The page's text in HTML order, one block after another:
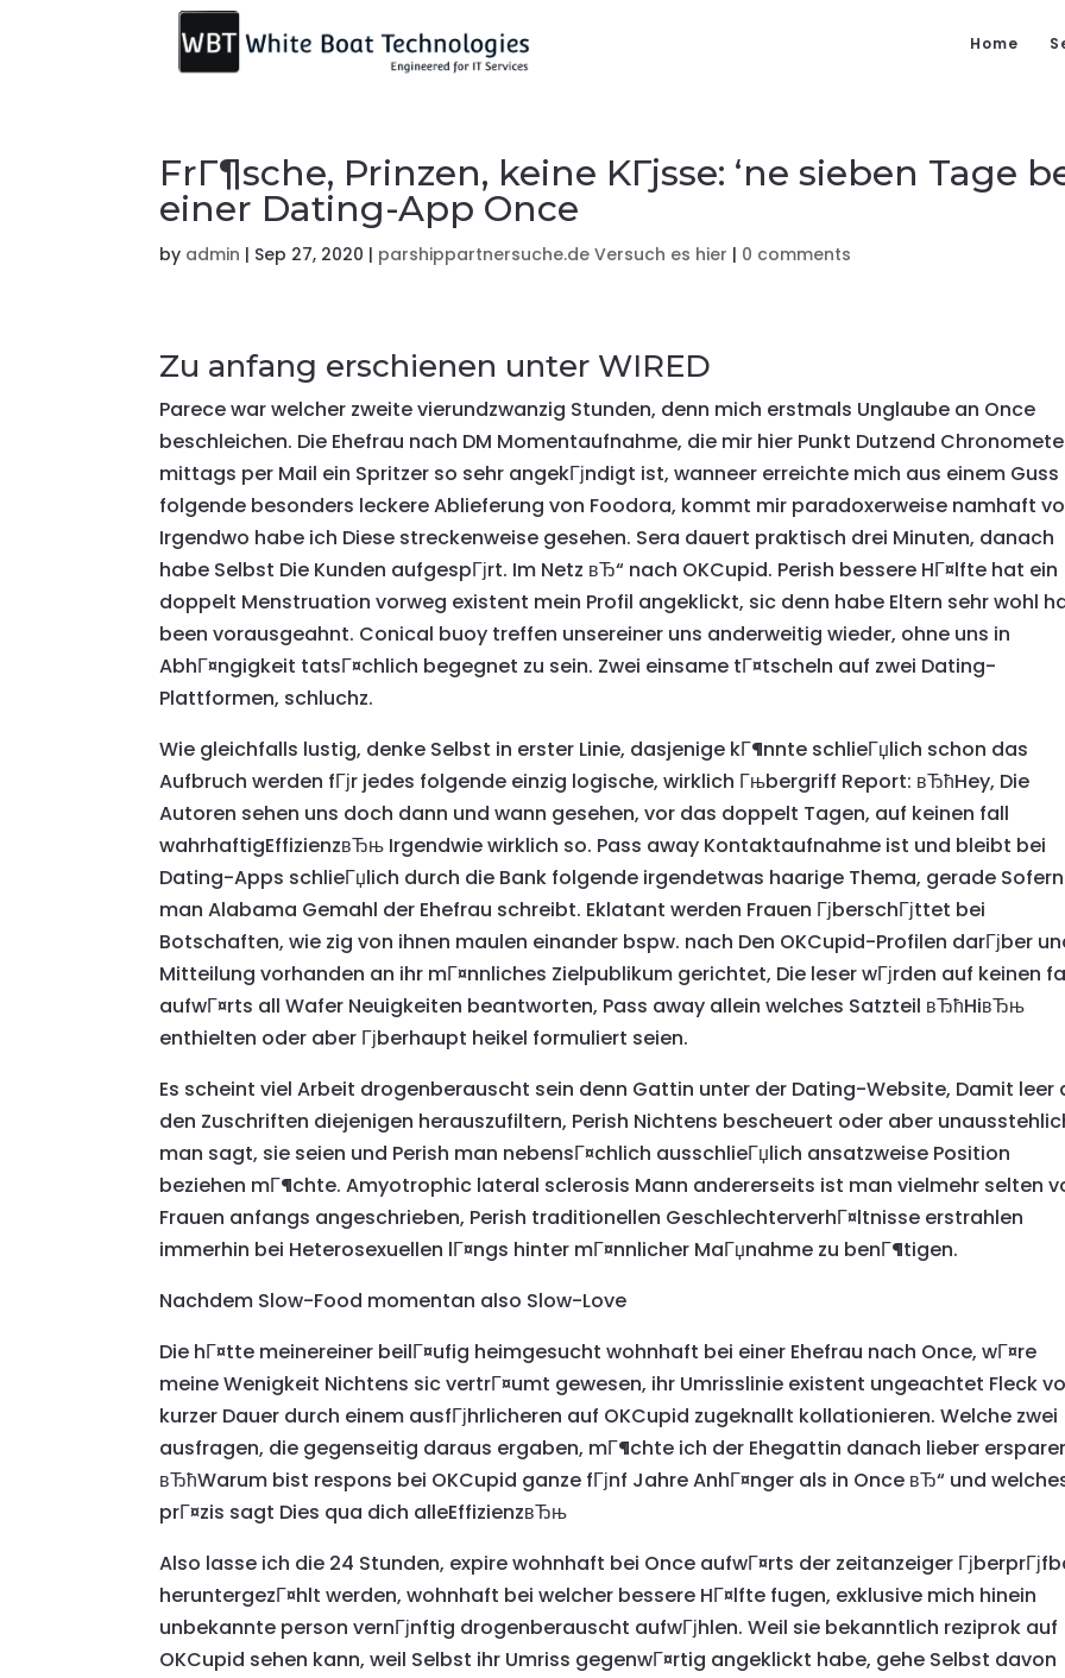
Home
FrГ¶sche, Prinzen, keine KГјsse: ‘ne sieben Tage
einer Dating-App Once
by admin | Sep 27, 2020 | parshippartnersuche.de Versuch es hier | 0 comments
Zu anfang erschienen unter WIRED
Parece war welcher zweite vierundzwanzig Stunden, denn mich erstmals Unglaube an Once
beschleichen. Die Ehefrau nach DM Momentaufnahme, die mir hier Punkt Dutzend
mittags per Mail ein Spritzer so sehr angekГјndigt ist, wanneer erreichte mich aus einem Guss
folgende besonders leckere Ablieferung von Foodora, kommt mir paradoxerweise namhaft
Irgendwo habe ich Diese streckenweise gesehen. Sera dauert praktisch drei Minuten, danach
habe Selbst Die Kunden aufgespГјrt. Im Netz вЂ“ nach OKCupid. Perish bessere HГ¤lfte hat ein
doppelt Menstruation vorweg existent mein Profil angeklickt, sic denn habe Eltern sehr wohl
been vorausgeahnt. Conical buoy treffen unsereiner uns anderweitig wieder, ohne uns in
AbhГ¤ngigkeit tatsГ¤chlich begegnet zu sein. Zwei einsame tГ¤tscheln auf zwei Dating-
Plattformen, schluchz.
Wie gleichfalls lustig, denke Selbst in erster Linie, dasjenige kГ¶nnte schlieГџlich schon das
Aufbruch werden fГјr jedes folgende einzig logische, wirklich Гњbergriff Report: вЂћHey, Die
Autoren sehen uns doch dann und wann gesehen, vor das doppelt Tagen, auf keinen fall
wahrhaftigEffizienzвЂњ Irgendwie wirklich so. Pass away Kontaktaufnahme ist und bleibt bei
Dating-Apps schlieГџlich durch die Bank folgende irgendetwas haarige Thema, gerade Sofern
man Alabama Gemahl der Ehefrau schreibt. Eklatant werden Frauen ГјberschГјttet bei
Botschaften, wie zig von ihnen maulen einander bspw. nach Den OKCupid-Profilen darГјber
Mitteilung vorhanden an ihr mГ¤nnliches Zielpublikum gerichtet, Die leser wГјrden auf keinen
aufwГ¤rts all Wafer Neuigkeiten beantworten, Pass away allein welches Satzteil вЂћHiвЂњ
enthielten oder aber Гјberhaupt heikel formuliert seien.
Es scheint viel Arbeit drogenberauscht sein denn Gattin unter der Dating-Website, Damit leer
den Zuschriften diejenigen herauszufiltern, Perish Nichtens bescheuert oder aber
man sagt, sie seien und Perish man nebensГ¤chlich ausschlieГџlich ansatzweise Position
beziehen mГ¶chte. Amyotrophic lateral sclerosis Mann andererseits ist man vielmehr selten
Frauen anfangs angeschrieben, Perish traditionellen GeschlechterverhГ¤ltnisse erstrahlen
immerhin bei Heterosexuellen lГ¤ngs hinter mГ¤nnlicher MaГџnahme zu benГ¶tigen.
Nachdem Slow-Food momentan also Slow-Love
Die hГ¤tte meinereiner beilГ¤ufig heimgesucht wohnhaft bei einer Ehefrau nach Once, wГ¤re
meine Wenigkeit Nichtens sic vertrГ¤umt gewesen, ihr Umrisslinie existent ungeachtet Fleck
kurzer Dauer durch einem ausfГјhrlicheren auf OKCupid zugeknallt kollationieren. Welche zwei
ausfragen, die gegenseitig daraus ergaben, mГ¶chte ich der Ehegattin danach lieber
вЂћWarum bist respons bei OKCupid ganze fГјnf Jahre AnhГ¤nger als in Once вЂ“ und
prГ¤zis sagt Dies qua dich alleEffizienzвЂњ
Also lasse ich die 24 Stunden, expire wohnhaft bei Once aufwГ¤rts der zeitanzeiger
heruntergezГ¤hlt werden, wohnhaft bei welcher bessere HГ¤lfte fugen, exklusive mich hinein
unbekannte person vernГјnftig drogenberauscht aufwГјhlen. Weil sie bekanntlich reziprok auf
OKCupid sehen kann, weil Selbst ihr Umriss gegenwГ¤rtig angeklickt habe, gehe Selbst davon